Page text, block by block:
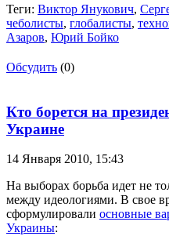
Теги: Виктор Янукович,
чеболисты, глобалисты,
Азаров, Юрий Бойко
Обсудить (0)
Кто борется на
Украине
14 Января 2010, 15:43
На выборах борьба идет не
между идеологиями. В свое
сформулировали основные
Украины: